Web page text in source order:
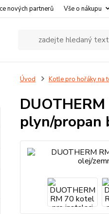
nových partnerů Vše o nákupu
Úvod Kotle pro hořáky na
plyn/propan